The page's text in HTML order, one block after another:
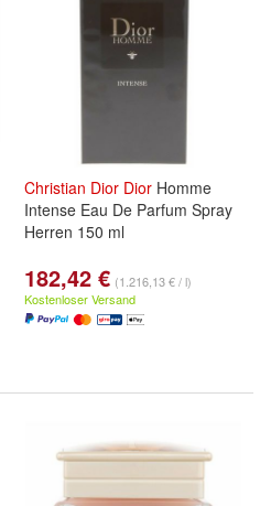
Christian Dior Dior Homme
Intense Eau De Parfum Spray
Herren 150 ml
182,42 € (1.216,13 € / l)
Kostenloser Versand